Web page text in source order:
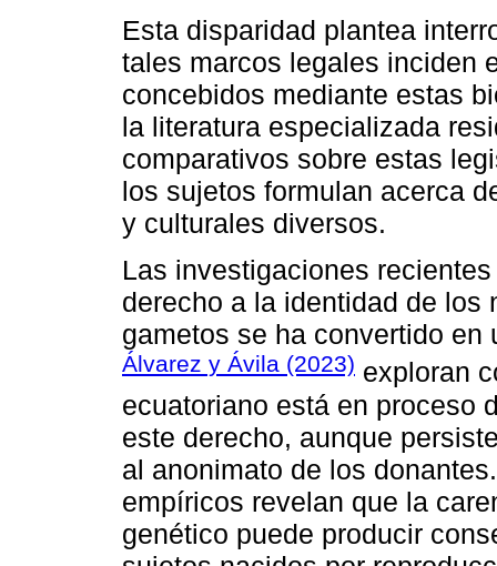
Esta disparidad plantea
tales marcos legales inciden
concebidos mediante estas
la literatura especializada
comparativos sobre estas
los sujetos formulan acerca
y culturales diversos.
Las investigaciones
derecho a la identidad de los
gametos se ha convertido
Álvarez y Ávila (2023) exploran
ecuatoriano está en proceso
este derecho, aunque
al anonimato de los
empíricos revelan que la
genético puede producir